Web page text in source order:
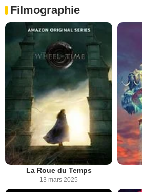
Filmographie
La Roue du Temps
13 mars 2025